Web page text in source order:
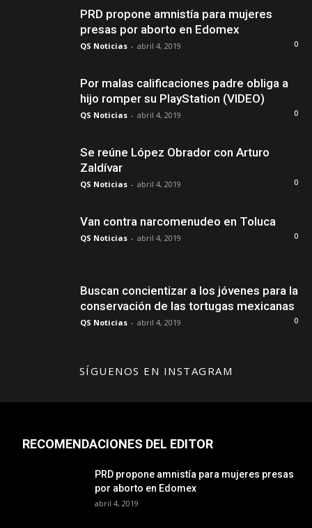
PRD propone amnistía para mujeres
presas por aborto en Edomex
QS Noticias - abril 4, 2019 0
Por malas calificaciones padre obliga a
hijo romper su PlayStation (VIDEO)
QS Noticias - abril 4, 2019 0
Se reúne López Obrador con Arturo
Zaldívar
QS Noticias - abril 4, 2019 0
Van contra narcomenudeo en Toluca
QS Noticias - abril 4, 2019 0
Buscan concientizar a los jóvenes para la
conservación de las tortugas mexicanas
QS Noticias - abril 4, 2019 0
SÍGUENOS EN INSTAGRAM
RECOMENDACIONES DEL EDITOR
PRD propone amnistía para mujeres presas
por aborto en Edomex
abril 4, 2019